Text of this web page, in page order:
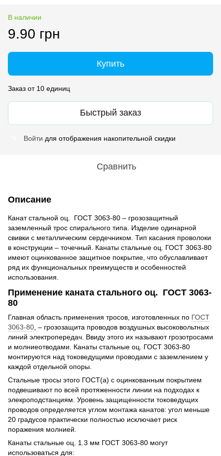
В наличии
9.90 грн
Купить
Заказ от 10 единиц
Быстрый заказ
Войти для отображения накопительной скидки
Сравнить
Описание
Канат стальной оц. ГОСТ 3063-80 – грозозащитный
заземленный трос спирального типа. Изделие одинарной
свивки с металлическим сердечником. Тип касания проволоки
в конструкции – точечный. Канаты стальные оц. ГОСТ 3063-80
имеют оцинкованное защитное покрытие, что обуславливает
ряд их функциональных преимуществ и особенностей
использования.
Применение каната стального оц. ГОСТ 3063-
80
Главная область применения тросов, изготовленных по ГОСТ
3063-80 , – грозозащита проводов воздушных высоковольтных
линий электропередач. Ввиду этого их называют грозотросами
и молниеотводами. Канаты стальные оц. ГОСТ 3063-80
монтируются над токоведущими проводами с заземлением у
каждой отдельной опоры.
Стальные тросы этого ГОСТ(а) с оцинкованным покрытием
подвешивают по всей протяженности линии на подходах к
элекроподстанциям. Уровень защищенности токоведущих
проводов определяется углом монтажа канатов: угол меньше
20 градусов практически полностью исключает риск
поражения молнией.
Канаты стальные оц. 1.3 мм ГОСТ 3063-80 могут
использоваться для: